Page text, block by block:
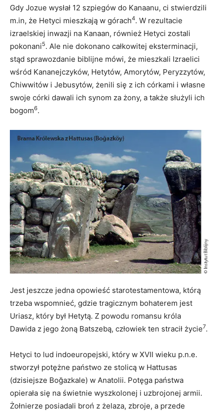
Gdy Jozue wysłał 12 szpiegów do Kanaanu, ci stwierdzili
m.in, że Hetyci mieszkają w górach4. W rezultacie
izraelskiej inwazji na Kanaan, również Hetyci zostali
pokonani5. Ale nie dokonano całkowitej eksterminacji,
stąd sprawozdanie biblijne mówi, że mieszkali Izraelici
wśród Kananejczyków, Hetytów, Amorytów, Peryzzytów,
Chiwwitów i Jebusytów, żenili się z ich córkami i własne
swoje córki dawali ich synom za żony, a także służyli ich
bogom6.
Jest jeszcze jedna opowieść starotestamentowa, którą
trzeba wspomnieć, gdzie tragicznym bohaterem jest
Uriasz, który był Hetytą. Z powodu romansu króla
Dawida z jego żoną Batszebą, człowiek ten stracił życie7.
Hetyci to lud indoeuropejski, który w XVII wieku p.n.e.
stworzył potężne państwo ze stolicą w Hattusas
(dzisiejsze Boğazkale) w Anatolii. Potęga państwa
opierała się na świetnie wyszkolonej i uzbrojonej armii.
Żołnierze posiadali broń z żelaza, zbroje, a przede